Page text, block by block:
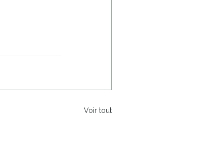
Voir tout